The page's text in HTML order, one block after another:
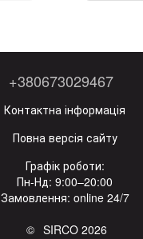
+380673029467
Контактна інформація
Повна версія сайту
Графік роботи:
Пн-Нд: 9:00–20:00
Замовлення: online 24/7
© SIRCO 2026